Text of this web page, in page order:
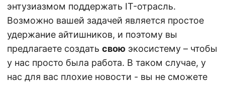
энтузиазмом поддержать IT-отрасль.
Возможно вашей задачей является простое
удержание айтишников, и поэтому вы
предлагаете создать свою экосистему – чтобы
у нас просто была работа. В таком случае, у
нас для вас плохие новости - вы не сможете